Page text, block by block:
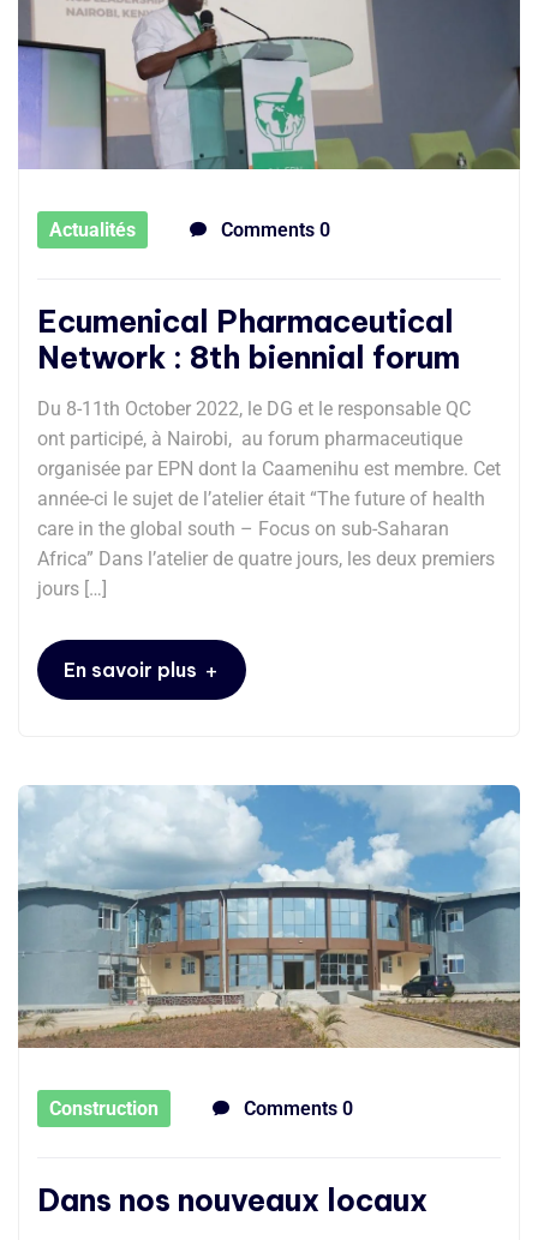
Actualités Comments 0
Ecumenical Pharmaceutical
Network : 8th biennial forum
Du 8-11th October 2022, le DG et le responsable QC
ont participé, à Nairobi, au forum pharmaceutique
organisée par EPN dont la Caamenihu est membre. Cet
année-ci le sujet de l’atelier était “The future of health
care in the global south – Focus on sub-Saharan
Africa” Dans l’atelier de quatre jours, les deux premiers
jours […]
En savoir plus +
Construction Comments 0
Dans nos nouveaux locaux